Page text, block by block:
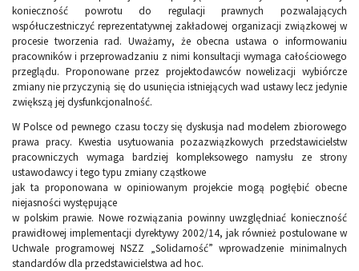
konieczność powrotu do regulacji prawnych pozwalających
współuczestniczyć reprezentatywnej zakładowej organizacji związkowej w
procesie tworzenia rad. Uważamy, że obecna ustawa o informowaniu
pracowników i przeprowadzaniu z nimi konsultacji wymaga całościowego
przeglądu. Proponowane przez projektodawców nowelizacji wybiórcze
zmiany nie przyczynią się do usunięcia istniejących wad ustawy lecz jedynie
zwiększą jej dysfunkcjonalność.
W Polsce od pewnego czasu toczy się dyskusja nad modelem zbiorowego
prawa pracy. Kwestia usytuowania pozazwiązkowych przedstawicielstw
pracowniczych wymaga bardziej kompleksowego namysłu ze strony
ustawodawcy i tego typu zmiany cząstkowe
jak ta proponowana w opiniowanym projekcie mogą pogłębić obecne
niejasności występujące
w polskim prawie. Nowe rozwiązania powinny uwzględniać konieczność
prawidłowej implementacji dyrektywy 2002/14, jak również postulowane w
Uchwale programowej NSZZ „Solidarność” wprowadzenie minimalnych
standardów dla przedstawicielstwa ad hoc.